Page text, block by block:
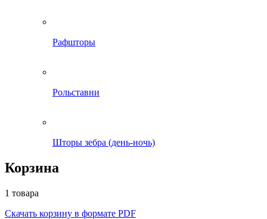
Рафшторы
Рольставни
Шторы зебра (день-ночь)
Корзина
1 товара
Скачать корзину в формате PDF